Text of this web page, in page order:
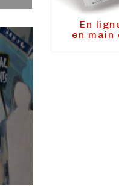
En
en main